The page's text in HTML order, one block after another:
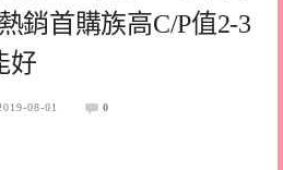
銷首購族高C/P值2-3
好
08-01 0